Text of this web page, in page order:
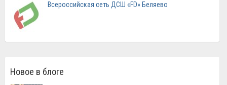
Всероссийская сеть ДСШ «FD» Беляево
Новое в блоге